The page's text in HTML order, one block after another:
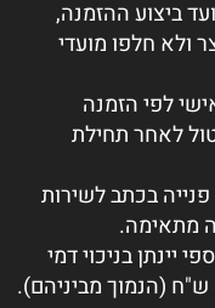
עד 14 ימים ממועד ביצוע ההזמנה,
ולא חלפו מועדי
לפי הזמנה
לאחר תחילת
בכתב לשירות
מתאימה.
יינתן בניכוי דמי